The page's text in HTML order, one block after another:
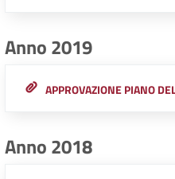
Anno 2019
APPROVAZIONE PIANO
Anno 2018